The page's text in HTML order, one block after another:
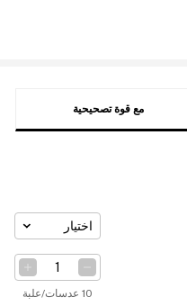
مع قوة تصحيحية
اختيار
10 عدسات/علبة